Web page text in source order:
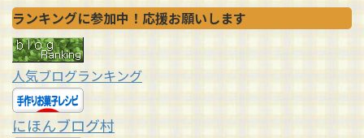
ランキングに参加中！応援お願いします
人気ブログランキング
にほんブログ村